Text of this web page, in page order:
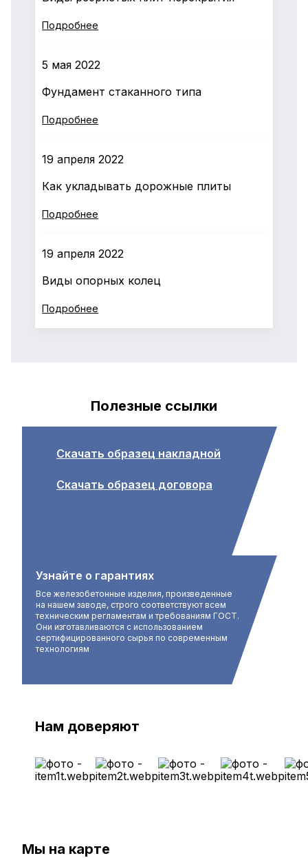
Подробнее
5 мая 2022
Фундамент стаканного типа
Подробнее
19 апреля 2022
Как укладывать дорожные плиты
Подробнее
19 апреля 2022
Виды опорных колец
Подробнее
Полезные ссылки
Скачать образец накладной
Скачать образец договора
Узнайте о гарантиях
Все железобетонные изделия, произведенные
на нашем заводе, строго соответствуют всем
техническим регламентам и требованиям ГОСТ.
Они изготавливаются с использованием
сертифицированного сырья по современным
технологиям
Нам доверяют
Мы на карте